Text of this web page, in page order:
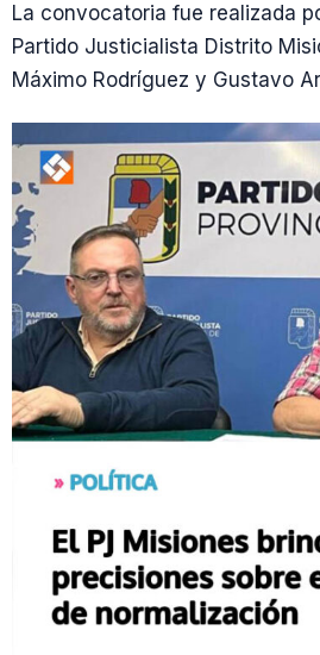
La convocatoria fue realizada
Partido Justicialista Distrito
Máximo Rodríguez y Gustavo